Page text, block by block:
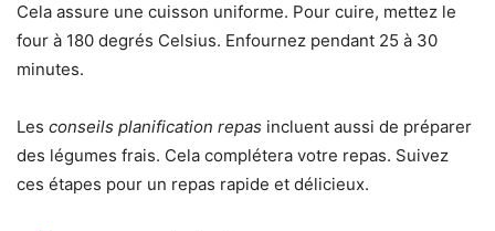
Cela assure une cuisson uniforme. Pour cuire, mettez le
four à 180 degrés Celsius. Enfournez pendant 25 à 30
minutes.
Les conseils planification repas incluent aussi de préparer
des légumes frais. Cela complétera votre repas. Suivez
ces étapes pour un repas rapide et délicieux.